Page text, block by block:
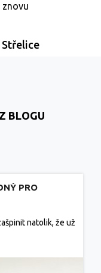
znovu
Střelice
BLOGU
PRO
natolik, že už